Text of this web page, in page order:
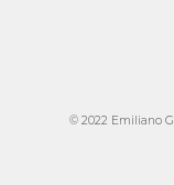
© 2022 Emiliano